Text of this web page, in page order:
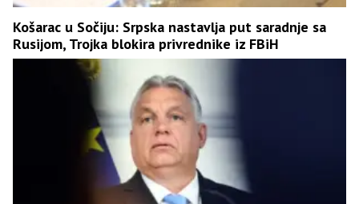
Košarac u Sočiju: Srpska nastavlja put saradnje sa
Rusijom, Trojka blokira privrednike iz FBiH